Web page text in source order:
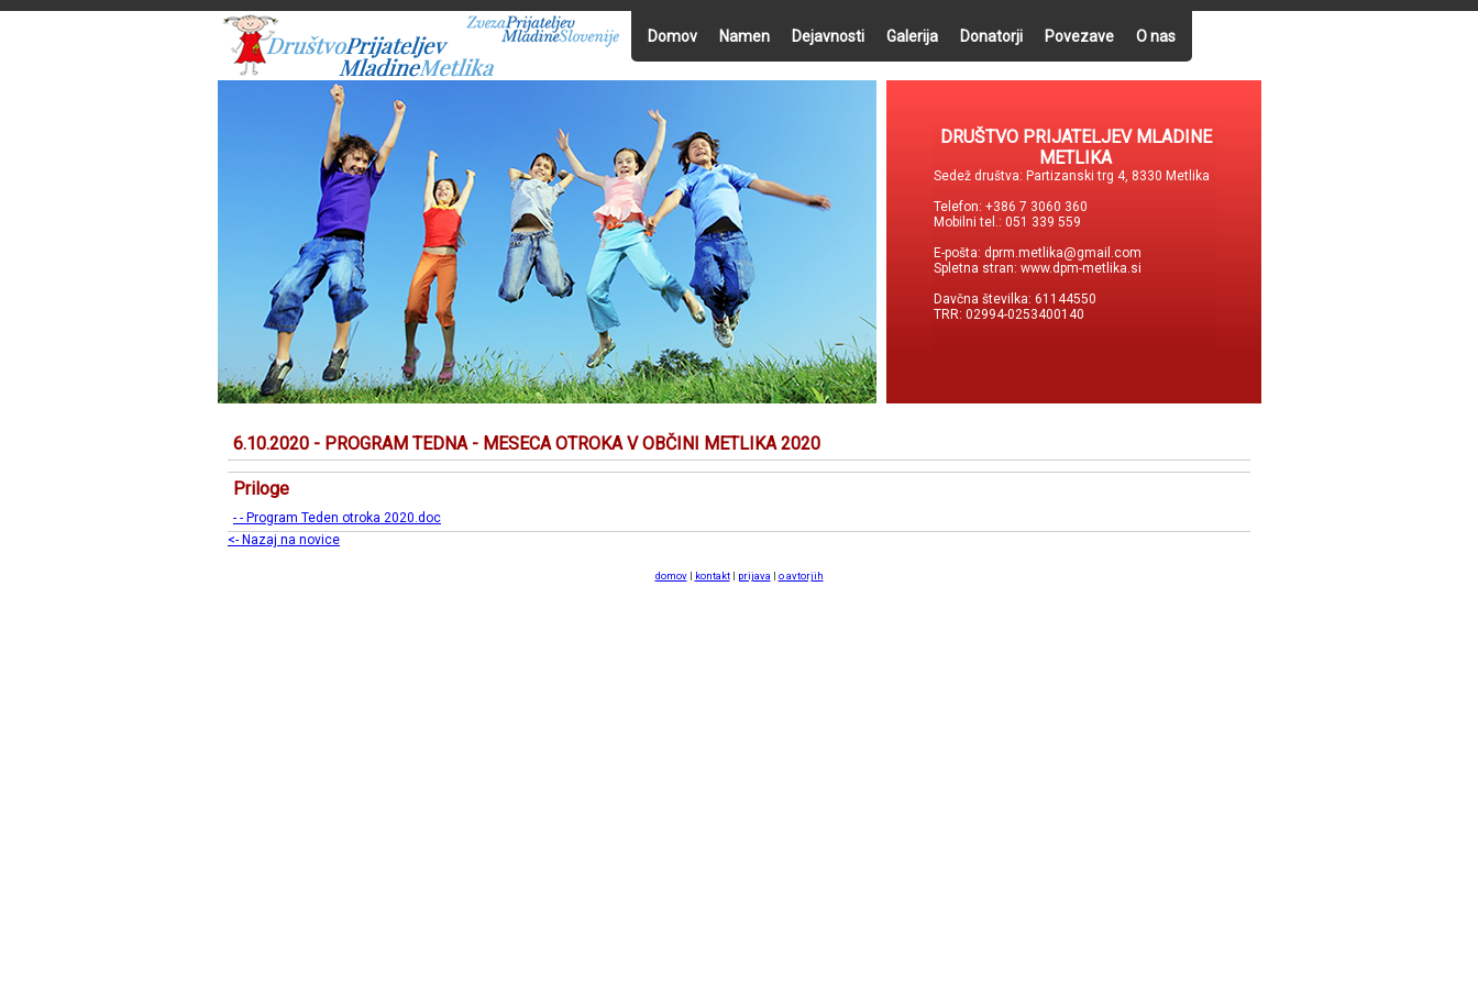
Domov Namen Dejavnosti Galerija Donatorji Povezave O nas
DRUŠTVO PRIJATELJEV MLADINE
METLIKA
Sedež društva: Partizanski trg 4, 8330 Metlika
Telefon: +386 7 3060 360
Mobilni tel.: 051 339 559
E-pošta: dprm.metlika@gmail.com
Spletna stran: www.dpm-metlika.si
Davčna številka: 61144550
TRR: 02994-0253400140
6.10.2020 - PROGRAM TEDNA - MESECA OTROKA V OBČINI METLIKA 2020
Priloge
- - Program Teden otroka 2020.doc
<- Nazaj na novice
domov| kontakt| prijava | o avtorjih